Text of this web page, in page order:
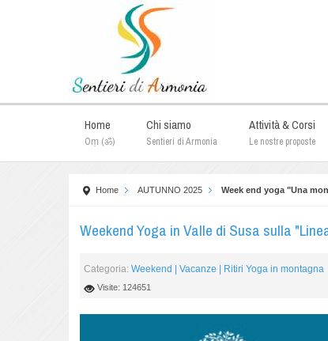
Home
Oṃ (ॐ)
Chi siamo
Sentieri di Armonia
Attività & Corsi
Le nostre proposte
Home AUTUNNO 2025 Week end yoga "Una
Weekend Yoga in Valle di Susa sulla
Categoria:Weekend | Vacanze | Ritiri Yoga in montagna
Visite: 124651